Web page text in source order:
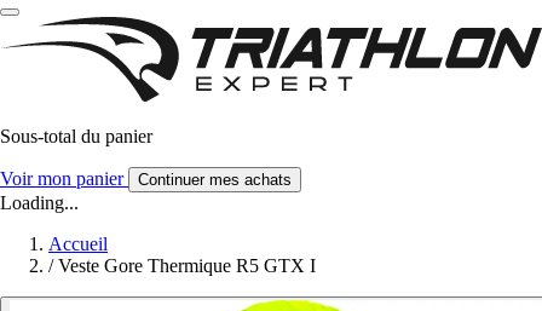
Sous-total du panier
Voir mon panier Continuer mes achats
Loading...
Accueil
/ Veste Gore Thermique R5 GTX I